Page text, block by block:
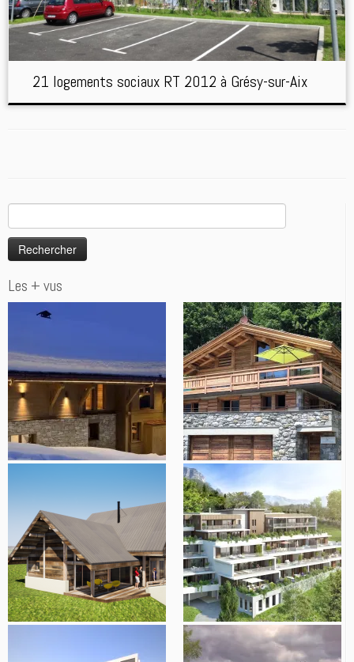
21 logements sociaux RT 2012 à Grésy-sur-Aix
Les + vus